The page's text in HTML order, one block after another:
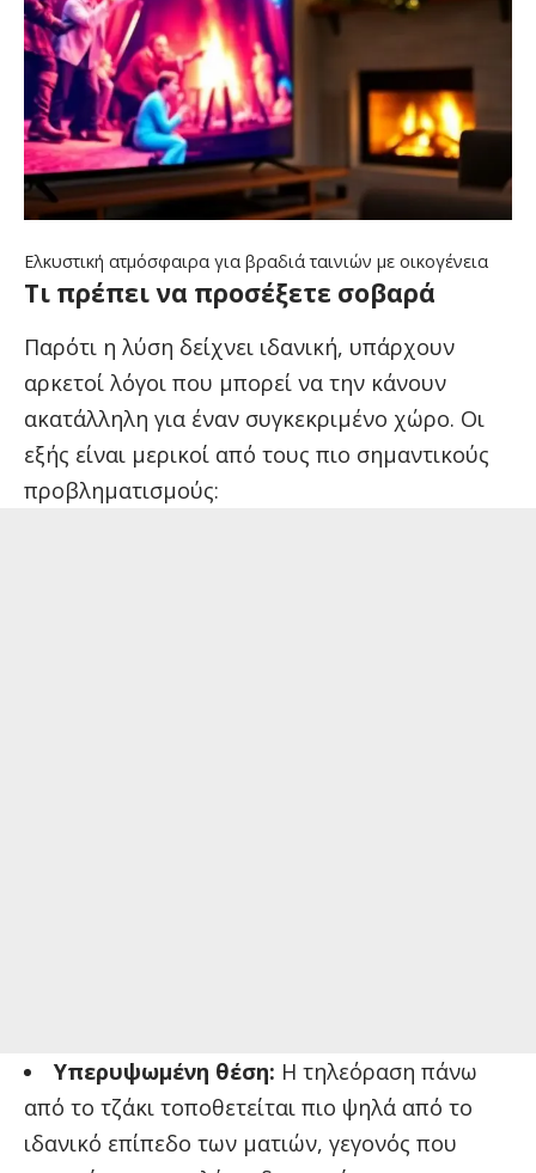
Ελκυστική ατμόσφαιρα για βραδιά ταινιών με οικογένεια
Τι πρέπει να προσέξετε σοβαρά
Παρότι η λύση δείχνει ιδανική, υπάρχουν
αρκετοί λόγοι που μπορεί να την κάνουν
ακατάλληλη για έναν συγκεκριμένο χώρο. Οι
εξής είναι μερικοί από τους πιο σημαντικούς
προβληματισμούς:
Υπερυψωμένη θέση: Η τηλεόραση πάνω
από το τζάκι τοποθετείται πιο ψηλά από το
ιδανικό επίπεδο των ματιών, γεγονός που